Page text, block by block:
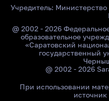
Учредитель: Министерство
@ 2002 - 2026
образовательное
«Саратовский
государственный
@ 2002 - 2026
При использовании
источник